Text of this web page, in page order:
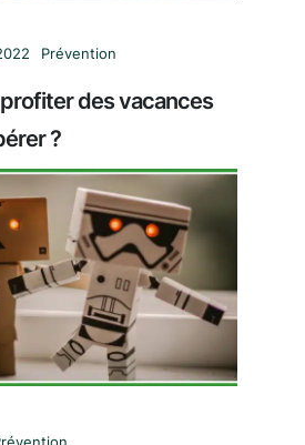
Prévention
des vacances
?